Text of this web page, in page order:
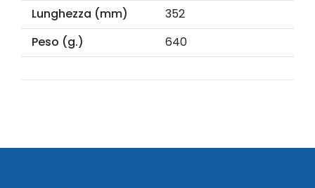
Lunghezza (mm)
352
Peso (g.)
640